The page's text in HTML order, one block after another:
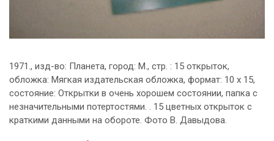
1971., изд-во: Планета, город: М., стр. : 15 открыток,
обложка: Мягкая издательская обложка, формат: 10 х 15,
состояние: Открытки в очень хорошем состоянии, папка с
незначительными потертостями. . 15 цветных открыток с
краткими данными на обороте. Фото В. Давыдова.